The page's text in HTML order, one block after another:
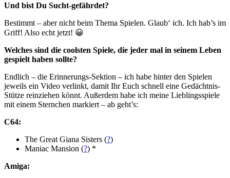
Und bist Du Sucht-gefährdet?
Bestimmt – aber nicht beim Thema Spielen. Glaub‘ ich. Ich hab’s im
Griff! Also echt jetzt! 😀
Welches sind die coolsten Spiele, die jeder mal in seinem Leben
gespielt haben sollte?
Endlich – die Erinnerungs-Sektion – ich habe hinter den Spielen
jeweils ein Video verlinkt, damit Ihr Euch schnell eine Gedächtnis-
Stütze reinziehen könnt. Außerdem habe ich meine Lieblingsspiele
mit einem Sternchen markiert – ab geht’s:
C64:
The Great Giana Sisters (?)
Maniac Mansion (?) *
Amiga: